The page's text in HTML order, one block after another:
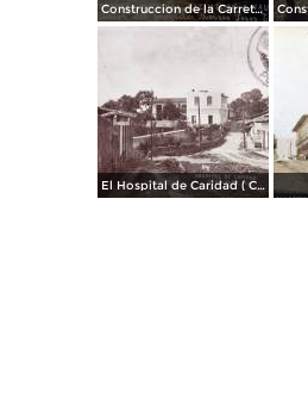
Construccion de la Carretera Nacional entre Teziutlán, Puebla a Nautla Veracruz autor del proyecto Moises Posos Tapia.
El Hospital de Caridad ( Circulada el 30 de Marzo de 1930 ).